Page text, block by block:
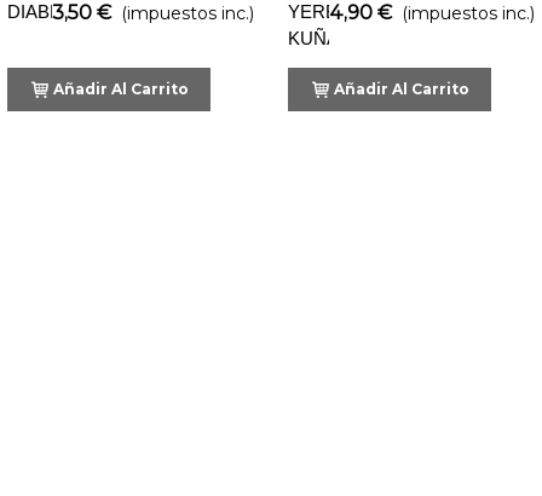
DIABLITOS
3,50 € (impuestos inc.)
Añadir Al Carrito
YERBA
KUÑA
INDEGA
4,90 € (impuestos inc.)
Añadir Al Carrito